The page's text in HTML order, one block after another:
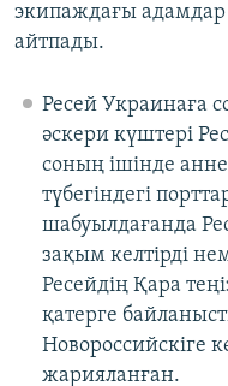
экипаждағы адамдар
айтпады.
Ресей Украинаға
әскери күштері
соның ішінде
түбегіндегі
шабуылдағанда
зақым келтірді
Ресейдің Қара
қатерге
Новороссийскіге
жарияланған.